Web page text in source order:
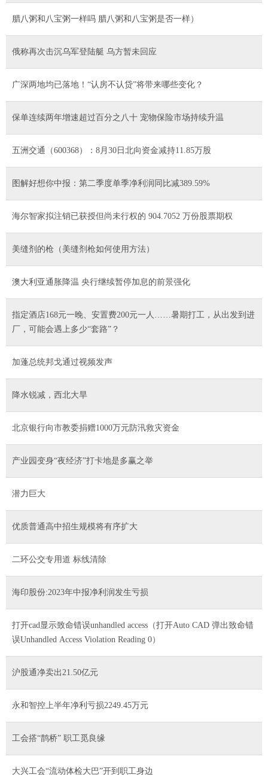
腊八粥和八宝粥一样吗 腊八粥和八宝粥是否一样）
俄称再次击沉乌军登陆艇 乌方暂未回应
广深两地均已落地！“认房不认贷”将带来哪些变化？
保单连续两年增速超过百分之八十 宠物保险市场持续升温
五洲交通（600368）：8月30日北向资金减持11.85万股
图解好想你中报：第二季度单季净利润同比减389.59%
海尔智家拟注销已获授但尚未行权的 904.7052 万份股票期权
美缝剂的枪（美缝剂枪如何使用方法）
澳大利亚通胀降温 央行继续暂停加息的前景强化
指定酒店168元一晚、安置费200元一人……暑期打工，从出发到进
厂，可能会遇上多少“套路”？
加蓬总统邦戈通过视频发声
降水锐减，西北大旱
北京银行向市教委捐赠1000万元防汛救灾资金
产业园变身“夜经济”打卡地是多赢之举
潜力巨大
优质普通高中招生规模将有序扩大
二环公交专用道 标线清除
海印股份:2023年中报净利润发生亏损
打开cad显示致命错误unhandled access（打开Auto CAD 弹出致命错
误Unhandled Access Violation Reading 0）
沪股通净卖出21.50亿元
永和智控上半年净利亏损2249.45万元
工会搭“鹊桥” 职工觅良缘
大兴工会“流动体检大巴”开到职工身边